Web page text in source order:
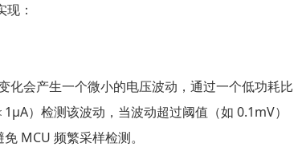
：
化会产生一个微小的电压波动，通过一个低功耗比
）检测该波动，当波动超过阈值（如 0.1mV）
MCU 频繁采样检测。